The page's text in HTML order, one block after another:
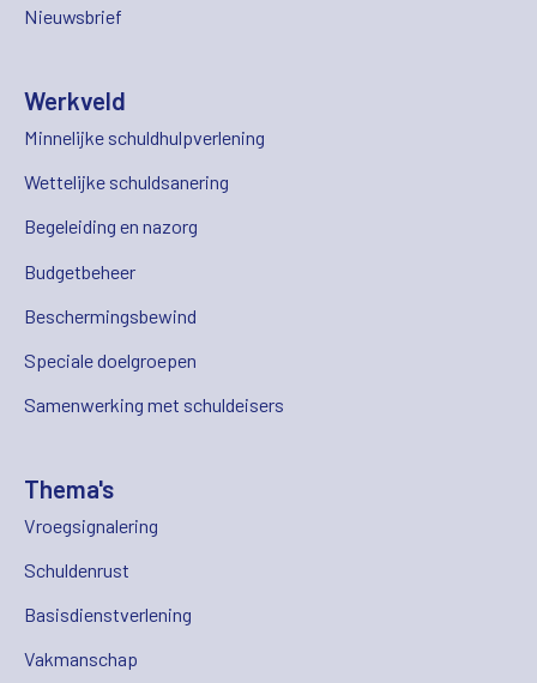
Nieuwsbrief
Werkveld
Minnelijke schuldhulpverlening
Wettelijke schuldsanering
Begeleiding en nazorg
Budgetbeheer
Beschermingsbewind
Speciale doelgroepen
Samenwerking met schuldeisers
Thema's
Vroegsignalering
Schuldenrust
Basisdienstverlening
Vakmanschap